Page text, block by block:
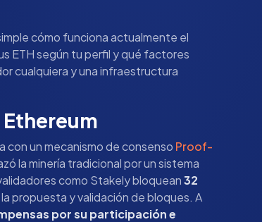
cómo funciona actualmente el
ETH según tu perfil y qué factores
cualquiera y una infraestructura
con un mecanismo de consenso Proof-
la minería tradicional por un sistema
como Stakely bloquean32
propuesta y validación de bloques. A
por su participación e